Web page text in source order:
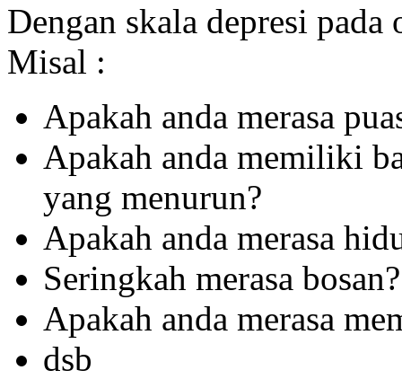
Dengan skala depresi pada
Misal :
Apakah anda merasa
Apakah anda memiliki
yang menurun?
Apakah anda merasa
Seringkah merasa bosan?
Apakah anda merasa
dsb